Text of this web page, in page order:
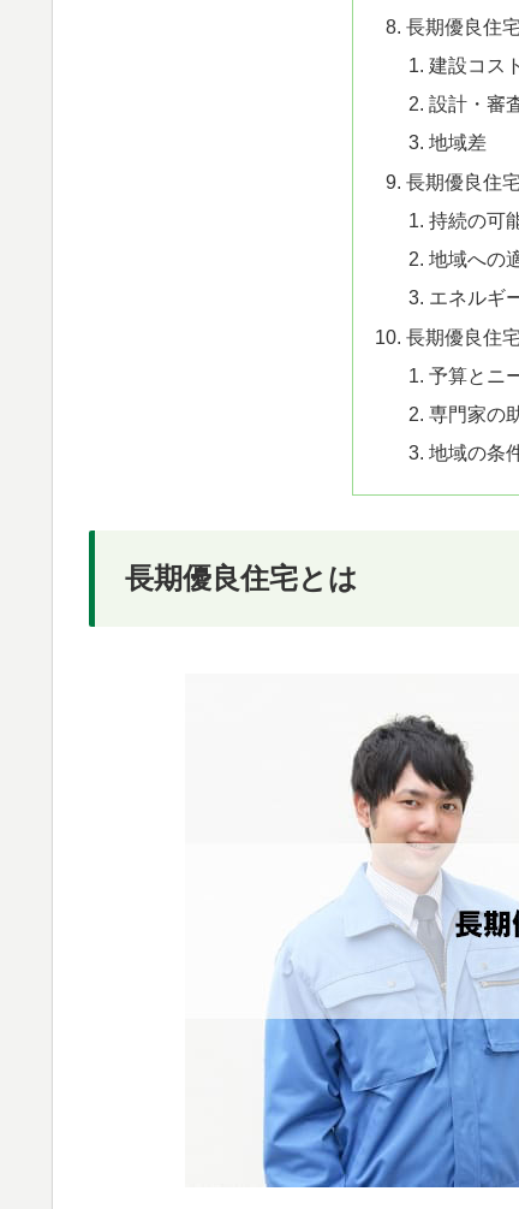
長期優良住
建設コス
設計・審
地域差
長期優良住
持続の可
地域への
エネルギ
長期優良住
予算とニ
専門家の
地域の条
長期優良住宅とは